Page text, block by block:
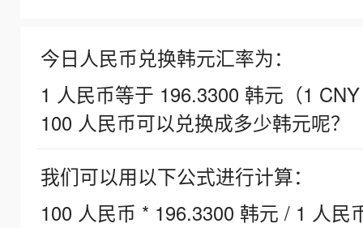
今日人民币兑换韩元汇率为：
1 人民币等于 196.3300 韩元（1
100 人民币可以兑换成多少韩元呢？
我们可以用以下公式进行计算：
100 人民币 * 196.3300 韩元 / 1 人民